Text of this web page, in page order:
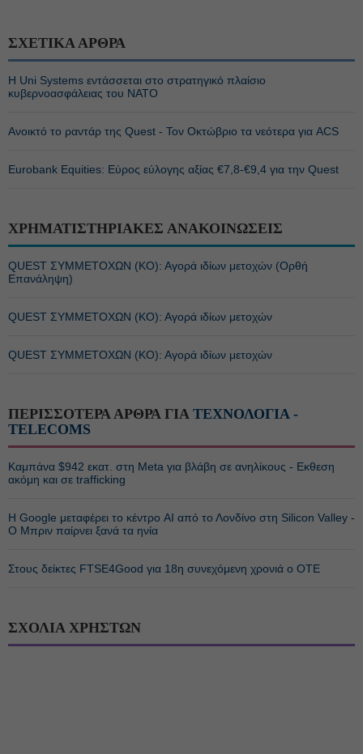
ΣΧΕΤΙΚΑ ΑΡΘΡΑ
Η Uni Systems εντάσσεται στο στρατηγικό πλαίσιο
κυβερνοασφάλειας του ΝΑΤΟ
Ανοικτό το ραντάρ της Quest - Τον Οκτώβριο τα νεότερα για ACS
Eurobank Equities: Εύρος εύλογης αξίας €7,8-€9,4 για την Quest
ΧΡΗΜΑΤΙΣΤΗΡΙΑΚΕΣ ΑΝΑΚΟΙΝΩΣΕΙΣ
QUEST ΣΥΜΜΕΤΟΧΩΝ (ΚΟ): Αγορά ιδίων μετοχών (Ορθή
Επανάληψη)
QUEST ΣΥΜΜΕΤΟΧΩΝ (ΚΟ): Αγορά ιδίων μετοχών
QUEST ΣΥΜΜΕΤΟΧΩΝ (ΚΟ): Αγορά ιδίων μετοχών
ΠΕΡΙΣΣΟΤΕΡΑ ΑΡΘΡΑ ΓΙΑ ΤΕΧΝΟΛΟΓΙΑ -
TELECOMS
Καμπάνα $942 εκατ. στη Meta για βλάβη σε ανηλίκους - Εκθεση
ακόμη και σε trafficking
Η Google μεταφέρει το κέντρο AI από το Λονδίνο στη Silicon Valley -
Ο Μπριν παίρνει ξανά τα ηνία
Στους δείκτες FTSE4Good για 18η συνεχόμενη χρονιά ο ΟΤΕ
ΣΧΟΛΙΑ ΧΡΗΣΤΩΝ